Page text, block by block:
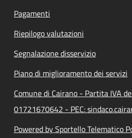
Pagamenti
Riepilogo valutazioni
Segnalazione disservizio
Piano di miglioramento dei servizi
Comune di Cairano - Partita IVA
01721670642 - PEC:
Powered by Sportello Telematico